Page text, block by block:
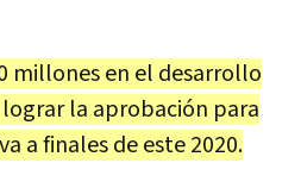
millones en el desarrollo
lograr la aprobación para
a finales de este 2020.